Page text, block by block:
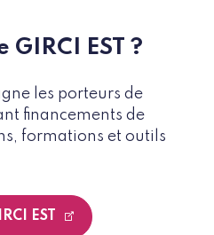
GIRCI EST ?
les porteurs de
financements de
formations et outils
EST